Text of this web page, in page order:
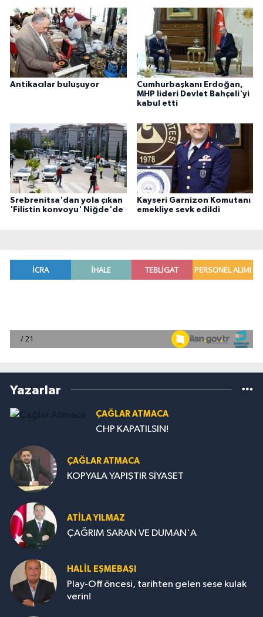
Antikacılar buluşuyor
Cumhurbaşkanı Erdoğan,
MHP lideri Devlet Bahçeli'yi
kabul etti
Srebrenitsa'dan yola çıkan
'Filistin konvoyu' Niğde'de
Kayseri Garnizon Komutanı
emekliye sevk edildi
Yazarlar
ÇAĞLAR ATMACA
CHP KAPATILSIN!
ÇAĞLAR ATMACA
KOPYALA YAPIŞTIR SİYASET
ATILA YILMAZ
ÇAĞRIM SARAN VE DUMAN'A
HALIL EŞMEBAŞI
Play-Off öncesi, tarihten gelen sese kulak
verin!